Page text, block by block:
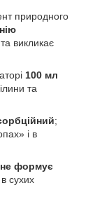
природного
викликає
100 мл
та
;
і в
не формує
сухих